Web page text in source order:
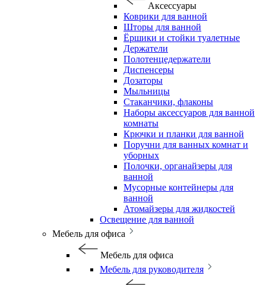
Аксессуары
Коврики для ванной
Шторы для ванной
Ёршики и стойки туалетные
Держатели
Полотенцедержатели
Диспенсеры
Дозаторы
Мыльницы
Стаканчики, флаконы
Наборы аксессуаров для ванной
комнаты
Крючки и планки для ванной
Поручни для ванных комнат и
уборных
Полочки, органайзеры для
ванной
Мусорные контейнеры для
ванной
Атомайзеры для жидкостей
Освещение для ванной
Мебель для офиса
Мебель для офиса
Мебель для руководителя